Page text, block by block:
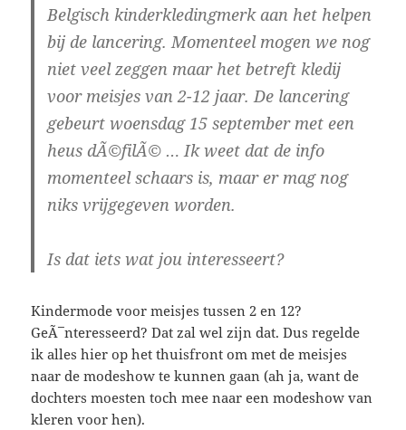
Belgisch kinderkledingmerk aan het helpen
bij de lancering. Momenteel mogen we nog
niet veel zeggen maar het betreft kledij
voor meisjes van 2-12 jaar. De lancering
gebeurt woensdag 15 september met een
heus dÃ©filÃ© … Ik weet dat de info
momenteel schaars is, maar er mag nog
niks vrijgegeven worden.
Is dat iets wat jou interesseert?
Kindermode voor meisjes tussen 2 en 12?
GeÃ¯nteresseerd? Dat zal wel zijn dat. Dus regelde
ik alles hier op het thuisfront om met de meisjes
naar de modeshow te kunnen gaan (ah ja, want de
dochters moesten toch mee naar een modeshow van
kleren voor hen).